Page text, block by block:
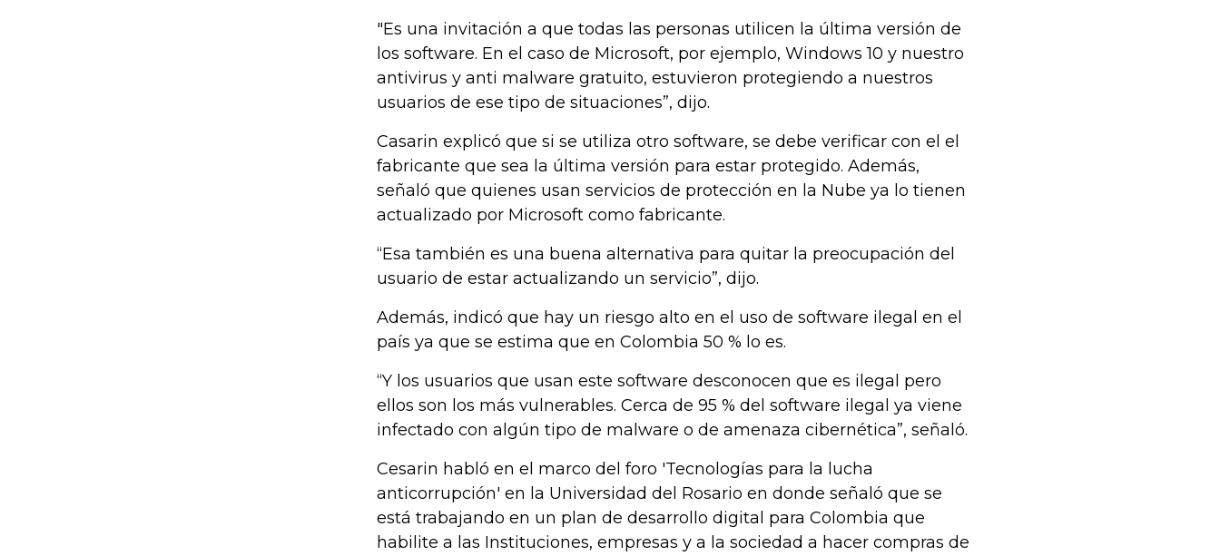
"Es una invitación a que todas las personas utilicen la última versión de
los software. En el caso de Microsoft, por ejemplo, Windows 10 y nuestro
antivirus y anti malware gratuito, estuvieron protegiendo a nuestros
usuarios de ese tipo de situaciones”, dijo.
Casarin explicó que si se utiliza otro software, se debe verificar con el el
fabricante que sea la última versión para estar protegido. Además,
señaló que quienes usan servicios de protección en la Nube ya lo tienen
actualizado por Microsoft como fabricante.
“Esa también es una buena alternativa para quitar la preocupación del
usuario de estar actualizando un servicio”, dijo.
Además, indicó que hay un riesgo alto en el uso de software ilegal en el
país ya que se estima que en Colombia 50 % lo es.
“Y los usuarios que usan este software desconocen que es ilegal pero
ellos son los más vulnerables. Cerca de 95 % del software ilegal ya viene
infectado con algún tipo de malware o de amenaza cibernética”, señaló.
Cesarin habló en el marco del foro 'Tecnologías para la lucha
anticorrupción' en la Universidad del Rosario en donde señaló que se
está trabajando en un plan de desarrollo digital para Colombia que
habilite a las Instituciones, empresas y a la sociedad a hacer compras de